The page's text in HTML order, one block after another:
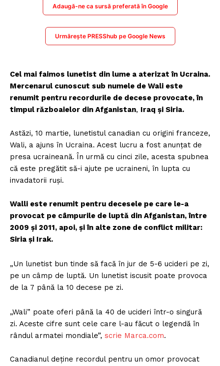
Adaugă-ne ca sursă preferată în Google
Urmărește PRESShub pe Google News
Cel mai faimos lunetist din lume a aterizat în Ucraina.
Mercenarul cunoscut sub numele de Wali este
renumit pentru recordurile de decese provocate, în
timpul războaielor din Afganistan, Iraq și Siria.
Astăzi, 10 martie, lunetistul canadian cu origini franceze,
Wali, a ajuns în Ucraina. Acest lucru a fost anunțat de
presa ucraineană. În urmă cu cinci zile, acesta spubnea
că este pregătit să-i ajute pe ucraineni, în lupta cu
invadatorii ruși.
Walli este renumit pentru decesele pe care le-a
provocat pe câmpurile de luptă din Afganistan, între
2009 și 2011, apoi, și în alte zone de conflict militar:
Siria și Irak.
„Un lunetist bun tinde să facă în jur de 5-6 ucideri pe zi,
pe un câmp de luptă. Un lunetist iscusit poate provoca
de la 7 până la 10 decese pe zi.
„Wali” poate oferi până la 40 de ucideri într-o singură
zi. Aceste cifre sunt cele care l-au făcut o legendă în
rândul armatei mondiale”, scrie Marca.com.
Canadianul deține recordul pentru un omor provocat